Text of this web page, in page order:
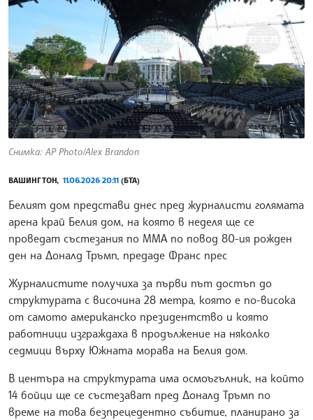
Снимка: AP Photo/Alex Brandon
ВАШИНГТОН, 11.06.2026 20:11 (БТА)
Белият дом представи днес пред журналисти голямата
арена край Белия дом, на която в неделя ще се
проведат състезания по MMA по повод 80-ия рожден
ден на Доналд Тръмп, предаде Франс прес
Журналистите получиха за първи път достъп до
структурата с височина 28 метра, която е по-висока
от самото американско президентство и която
работници изграждаха в продължение на няколко
седмици върху Южната морава на Белия дом.
В центъра на структурата има осмоъгълник, на който
14 бойци ще се състезават пред Доналд Тръмп по
време на това безпрецедентно събитие, планирано за